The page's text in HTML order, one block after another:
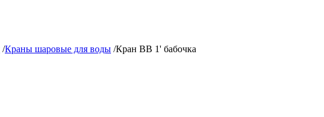
/Краны шаровые для воды /Кран ВВ 1' бабочка